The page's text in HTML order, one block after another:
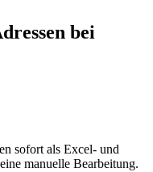
bei
sofort als Excel- und
manuelle Bearbeitung.